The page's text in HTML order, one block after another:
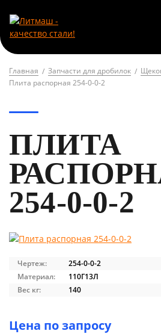
Главная Запчасти для дробилок
Плита распорная 254-0-0-2
ПЛИТА
254-0-0-2
Чертеж:
254-0-0-2
Материал:
110Г13Л
Вес кг:
140
Цена по запросу